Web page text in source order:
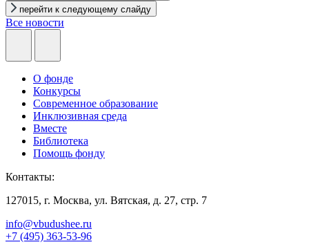
перейти к следующему слайду
Все новости
О фонде
Конкурсы
Современное образование
Инклюзивная среда
Вместе
Библиотека
Помощь фонду
Контакты:
127015, г. Москва, ул. Вятская, д. 27, стр. 7
info@vbudushee.ru
+7 (495) 363-53-96